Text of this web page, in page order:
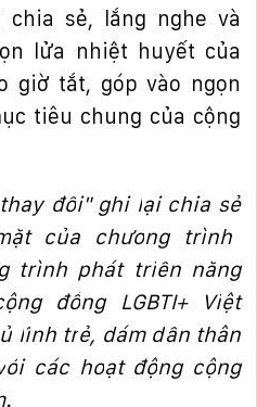
chia sẻ, lắng nghe và
ọn lửa nhiệt huyết của
giờ tắt, góp vào ngọn
ục tiêu chung của cộng
đổi" ghi lại chia sẻ
ặt của chương trình
trình phát triển năng
ộng đồng LGBTI+ Việt
ủ lĩnh trẻ, dám dấn thân
ới các hoạt động cộng